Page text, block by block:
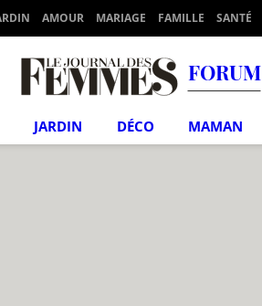
AMOUR MARIAGE FAMILLE SANTÉ
FORUM
JARDIN DÉCO MAMAN